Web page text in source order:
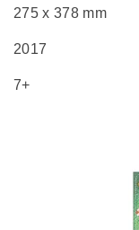
275 x 378 mm
2017
7+